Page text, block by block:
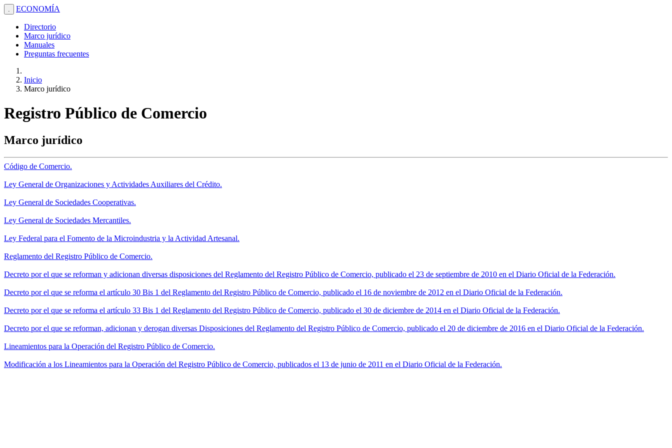
. ECONOMÍA
Directorio
Marco jurídico
Manuales
Preguntas frecuentes
Inicio
Marco jurídico
Registro Público de Comercio
Marco jurídico
Código de Comercio.
Ley General de Organizaciones y Actividades Auxiliares del Crédito.
Ley General de Sociedades Cooperativas.
Ley General de Sociedades Mercantiles.
Ley Federal para el Fomento de la Microindustria y la Actividad Artesanal.
Reglamento del Registro Público de Comercio.
Decreto por el que se reforman y adicionan diversas disposiciones del Reglamento del Registro Público de Comercio, publicado el 23 de septiembre de 2010 en el Diario Oficial de la Federación.
Decreto por el que se reforma el artículo 30 Bis 1 del Reglamento del Registro Público de Comercio, publicado el 16 de noviembre de 2012 en el Diario Oficial de la Federación.
Decreto por el que se reforma el artículo 33 Bis 1 del Reglamento del Registro Público de Comercio, publicado el 30 de diciembre de 2014 en el Diario Oficial de la Federación.
Decreto por el que se reforman, adicionan y derogan diversas Disposiciones del Reglamento del Registro Público de Comercio, publicado el 20 de diciembre de 2016 en el Diario Oficial de la Federación.
Lineamientos para la Operación del Registro Público de Comercio.
Modificación a los Lineamientos para la Operación del Registro Público de Comercio, publicados el 13 de junio de 2011 en el Diario Oficial de la Federación.